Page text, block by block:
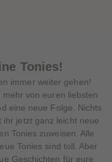
Tonies!
immer weiter gehen!
von euren liebsten
eine neue Folge. Nichts
jetzt ganz leicht neue
Tonies zuweisen. Alle
Tonies sind toll. Aber
Geschichten für eure